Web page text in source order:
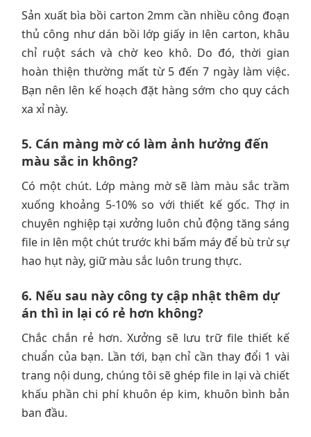
Sản xuất bìa bồi carton 2mm cần nhiều công đoạn
thủ công như dán bồi lớp giấy in lên carton, khâu
chỉ ruột sách và chờ keo khô. Do đó, thời gian
hoàn thiện thường mất từ 5 đến 7 ngày làm việc.
Bạn nên lên kế hoạch đặt hàng sớm cho quy cách
xa xỉ này.
5. Cán màng mờ có làm ảnh hưởng đến
màu sắc in không?
Có một chút. Lớp màng mờ sẽ làm màu sắc trầm
xuống khoảng 5-10% so với thiết kế gốc. Thợ in
chuyên nghiệp tại xưởng luôn chủ động tăng sáng
file in lên một chút trước khi bấm máy để bù trừ sự
hao hụt này, giữ màu sắc luôn trung thực.
6. Nếu sau này công ty cập nhật thêm dự
án thì in lại có rẻ hơn không?
Chắc chắn rẻ hơn. Xưởng sẽ lưu trữ file thiết kế
chuẩn của bạn. Lần tới, bạn chỉ cần thay đổi 1 vài
trang nội dung, chúng tôi sẽ ghép file in lại và chiết
khấu phần chi phí khuôn ép kim, khuôn bình bản
ban đầu.